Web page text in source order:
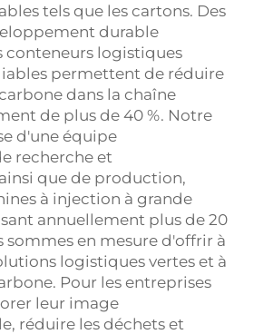
tels que les cartons. Des
durable
conteneurs logistiques
permettent de réduire
dans la chaîne
de plus de 40 %. Notre
d'une équipe
recherche et
que de production,
à injection à grande
annuellement plus de 20
sommes en mesure d'offrir à
logistiques vertes et à
Pour les entreprises
leur image
réduire les déchets et